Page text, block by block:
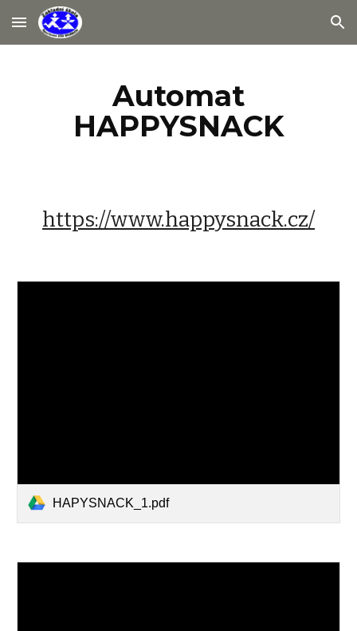
Skip to main content Skip to navigation
Automat
HAPPYSNACK
https://www.happysnack.cz/
HAPYSNACK_1.pdf